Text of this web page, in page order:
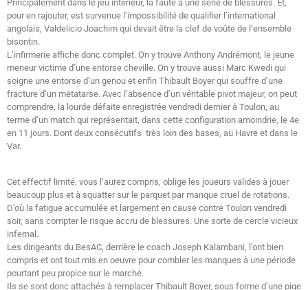
Principalement dans le jeu intérieur, la faute à une série de blessures. Et,
pour en rajouter, est survenue l’impossibilité de qualifier l’international
angolais, Valdelicio Joachim qui devait être la clef de voûte de l’ensemble
bisontin.
L’infirmerie affiche donc complet. On y trouve Anthony Andrémont, le jeune
meneur victime d’une entorse cheville. On y trouve aussi Marc Kwedi qui
soigne une entorse d’un genou et enfin Thibault Boyer qui souffre d’une
fracture d’un métatarse. Avec l’absence d’un véritable pivot majeur, on peut
comprendre, la lourde défaite enregistrée vendredi dernier à Toulon, au
terme d’un match qui représentait, dans cette configuration amoindrie, le 4e
en 11 jours. Dont deux consécutifs très loin des bases, au Havre et dans le
Var.
Cet effectif limité, vous l’aurez compris, oblige les joueurs valides à jouer
beaucoup plus et à squatter sur le parquet par manque cruel de rotations.
D’où la fatigue accumulée et largement en cause contre Toulon vendredi
soir, sans compter le risque accru de blessures. Une sorte de cercle vicieux
infernal.
Les dirigeants du BesAC, derrière le coach Joseph Kalambani, l’ont bien
compris et ont tout mis en oeuvre pour combler les manques à une période
pourtant peu propice sur le marché.
Ils se sont donc attachés à remplacer Thibault Boyer, sous forme d’une pige